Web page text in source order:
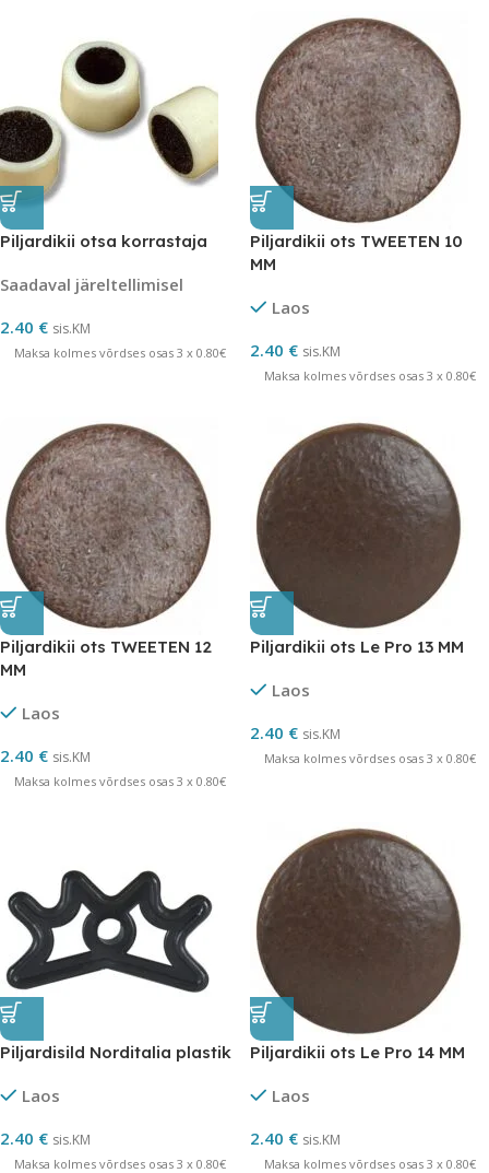
Piljardikii otsa korrastaja
Saadaval järeltellimisel
2.40 € sis.KM
Maksa kolmes võrdses osas 3 x 0.80€
Piljardikii ots TWEETEN 10
MM
Laos
2.40 € sis.KM
Maksa kolmes võrdses osas 3 x 0.80€
Piljardikii ots TWEETEN 12
MM
Laos
2.40 € sis.KM
Maksa kolmes võrdses osas 3 x 0.80€
Piljardikii ots Le Pro 13 MM
Laos
2.40 € sis.KM
Maksa kolmes võrdses osas 3 x 0.80€
Piljardisild Norditalia plastik
Laos
2.40 € sis.KM
Maksa kolmes võrdses osas 3 x 0.80€
Piljardikii ots Le Pro 14 MM
Laos
2.40 € sis.KM
Maksa kolmes võrdses osas 3 x 0.80€